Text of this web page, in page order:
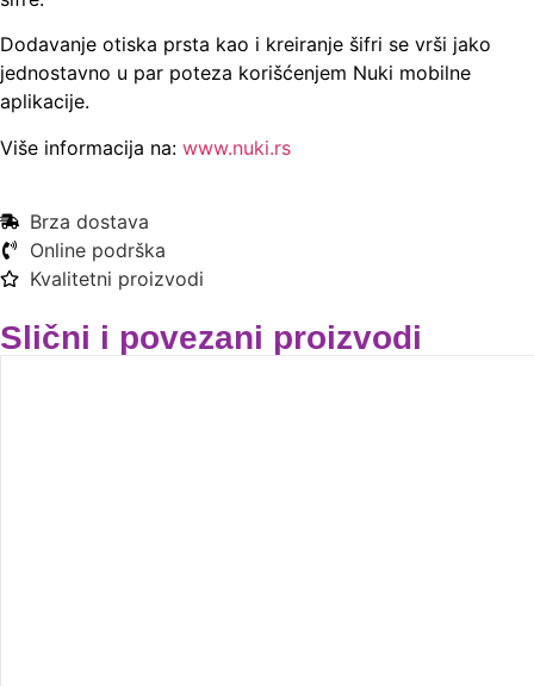
Dodavanje otiska prsta kao i kreiranje šifri se vrši jako
jednostavno u par poteza korišćenjem Nuki mobilne
aplikacije.
Više informacija na: www.nuki.rs
Brza dostava
Online podrška
Kvalitetni proizvodi
Slični i povezani proizvodi